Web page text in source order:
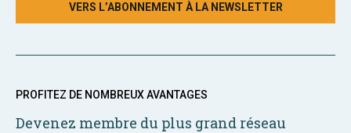
VERS L’ABONNEMENT À LA NEWSLETTER
PROFITEZ DE NOMBREUX AVANTAGES
Devenez membre du plus grand réseau